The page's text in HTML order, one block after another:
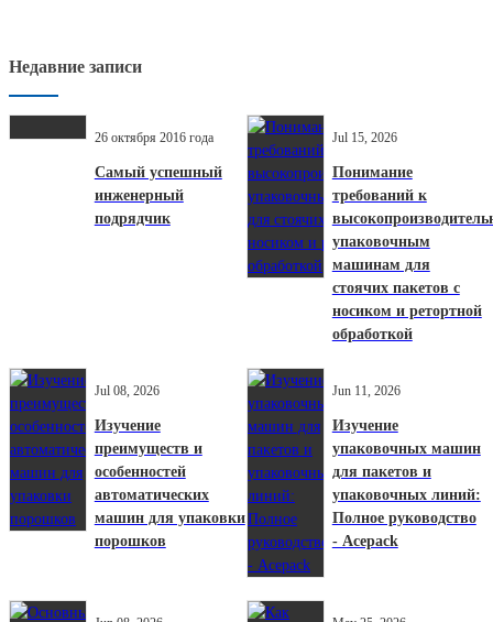
Недавние записи
26 октября 2016 года
Самый успешный
инженерный
подрядчик
Jul 15, 2026
Понимание
требований к
упаковочным
машинам для
стоячих пакетов с
носиком и ретортной
обработкой
Jul 08, 2026
Изучение
преимуществ и
особенностей
автоматических
машин для упаковки
порошков
Jun 11, 2026
Изучение
упаковочных машин
для пакетов и
упаковочных линий:
Полное руководство
- Acepack